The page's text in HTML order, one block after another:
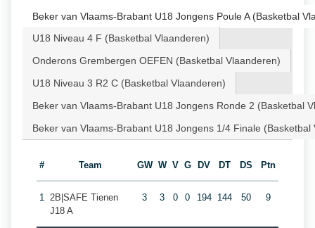
Beker van Vlaams-Brabant U18 Jongens Poule A (Basketbal
U18 Niveau 4 F (Basketbal Vlaanderen)
Onderons Grembergen OEFEN (Basketbal Vlaanderen)
U18 Niveau 3 R2 C (Basketbal Vlaanderen)
Beker van Vlaams-Brabant U18 Jongens Ronde 2 (Basketbal
Beker van Vlaams-Brabant U18 Jongens 1/4 Finale (Basketbal
# Team GW W V G DV DT DS Ptn
1 2B|SAFE Tienen
J18 A
3 3 0 0 194 144 50 9